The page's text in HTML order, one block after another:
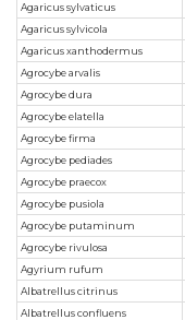
Agaricus sylvaticus
Agaricus sylvicola
Agaricus xanthodermus
Agrocybe arvalis
Agrocybe dura
Agrocybe elatella
Agrocybe firma
Agrocybe pediades
Agrocybe praecox
Agrocybe pusiola
Agrocybe putaminum
Agrocybe rivulosa
Agyrium rufum
Albatrellus citrinus
Albatrellus confluens